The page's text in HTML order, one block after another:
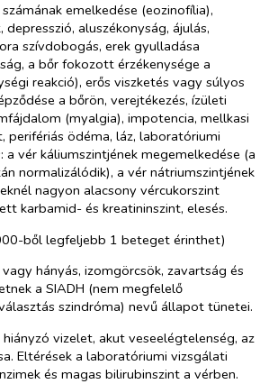
emelkedése (eozinofília),
aluszékonyság, ájulás,
szívdobogás, erek gyulladása
a bőr fokozott érzékenysége a
reakció), erős viszketés vagy súlyos
a bőrön, verejtékezés, ízületi
(myalgia), impotencia, mellkasi
perifériás ödéma, láz, laboratóriumi
vér káliumszintjének megemelkedése (a
normalizálódik), a vér nátriumszintjének
nagyon alacsony vércukorszint
karbamid- és kreatininszint, elesés.
ből legfeljebb 1 beteget érinthet)
hányás, izomgörcsök, zavartság és
a SIADH (nem megfelelő
szindróma) nevű állapot tünetei.
vizelet, akut veseelégtelenség, az
Eltérések a laboratóriumi vizsgálati
és magas bilirubinszint a vérben.